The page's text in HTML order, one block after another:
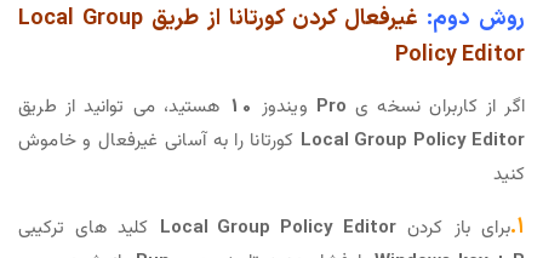
غیرفعال کردن کورتانا از طریق Local Group
نسخه یProویندوز10هستید، می توانید از طریق
Local Groupکورتانا را به آسانی غیرفعال و خاموش
Local Group Policy Editor کلید های ترکیبی